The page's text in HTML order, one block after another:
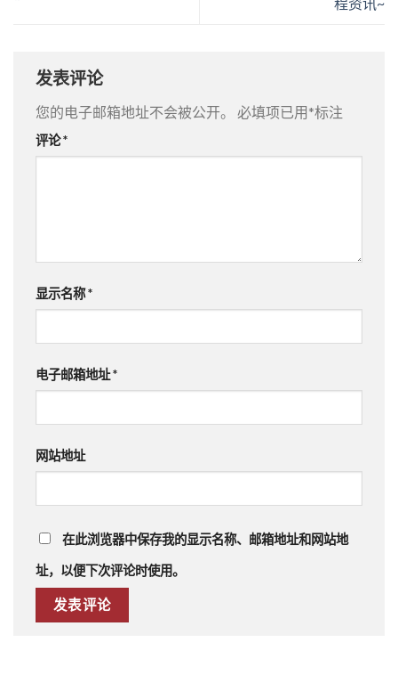
发表评论
您的电子邮箱地址不会被公开。 必填项已用*标注
评论*
显示名称*
电子邮箱地址*
网站地址
在此浏览器中保存我的显示名称、邮箱地址和网站地
址，以便下次评论时使用。